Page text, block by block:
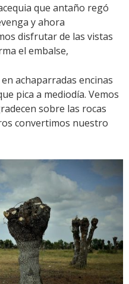
que antaño regó
y ahora
disfrutar de las vistas
el embalse,
achaparradas encinas
pica a mediodía. Vemos
sobre las rocas
convertimos nuestro